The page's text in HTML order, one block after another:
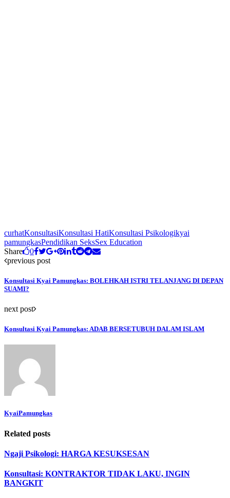
curhatKonsultasiKonsultasi HatiKonsultasi Psikologikyai
pamungkasPendidikan SeksSex Education
Share
0
previous post
Konsultasi Kyai Pamungkas: BOLEHKAH ISTRI TELANJANG DI DEPAN
SUAMI?
next post
Konsultasi Kyai Pamungkas: ADAB BERSETUBUH DALAM ISLAM
KyaiPamungkas
Related posts
Ngaji Psikologi: HARGA KESUKSESAN
Konsultasi: KONTRAKTOR TIDAK LAKU, INGIN
BANGKIT